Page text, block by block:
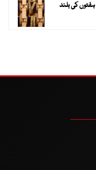
عالمی مارکیٹ میں سونا مزید مہنگا ، قیمت 7 ہفتوں کی بلند